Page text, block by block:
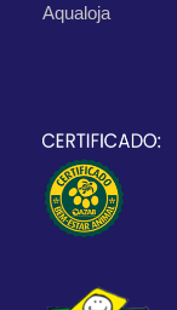
Aqualoja